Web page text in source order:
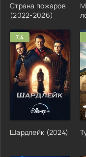
Страна пожаров
(2022-2026)
7.4
Шардлейк (2024)